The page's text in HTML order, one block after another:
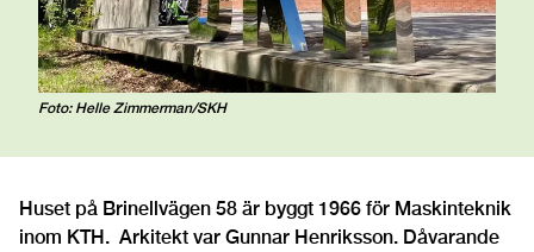
Foto: Helle Zimmerman/SKH
Huset på Brinellvägen 58 är byggt 1966 för Maskinteknik
inom KTH. Arkitekt var Gunnar Henriksson. Dåvarande